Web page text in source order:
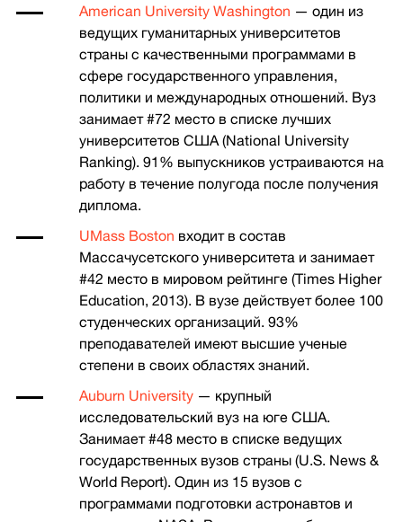
American University Washington — один из
ведущих гуманитарных университетов
страны с качественными программами в
сфере государственного управления,
политики и международных отношений. Вуз
занимает #72 место в списке лучших
университетов США (National University
Ranking). 91% выпускников устраиваются на
работу в течение полугода после получения
диплома.
UMass Boston входит в состав
Массачусетского университета и занимает
#42 место в мировом рейтинге (Times Higher
Education, 2013). В вузе действует более 100
студенческих организаций. 93%
преподавателей имеют высшие ученые
степени в своих областях знаний.
Auburn University — крупный
исследовательский вуз на юге США.
Занимает #48 место в списке ведущих
государственных вузов страны (U.S. News &
World Report). Один из 15 вузов с
программами подготовки астронавтов и